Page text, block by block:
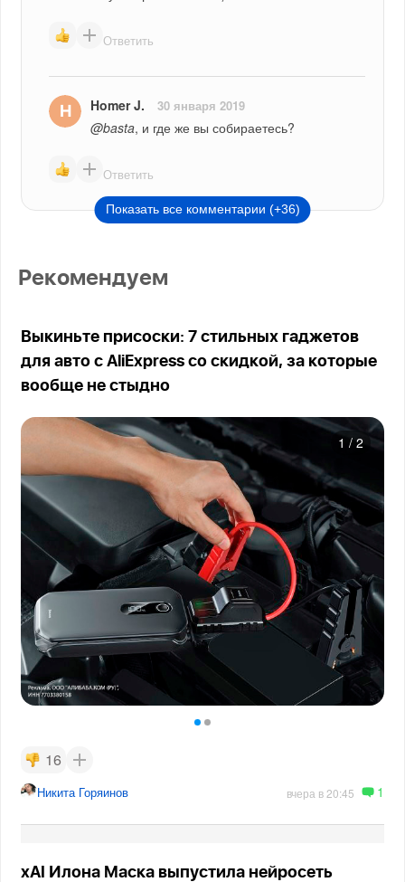
Ответить
Homer J. 30 января 2019
@basta, и где же вы собираетесь?
Ответить
Показать все комментарии (+36)
Рекомендуем
Выкиньте присоски: 7 стильных гаджетов
для авто с AliExpress со скидкой, за которые
вообще не стыдно
1 / 2
16
Никита Горяинов вчера в 20:45 1
xAI Илона Маска выпустила нейросеть